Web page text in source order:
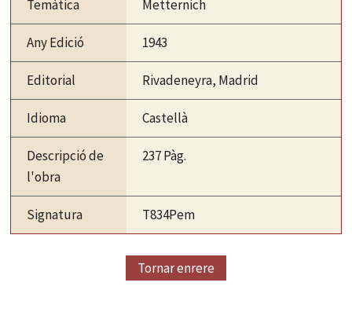
Temàtica Metternich
Any Edició 1943
Editorial Rivadeneyra, Madrid
Idioma Castellà
Descripció de
l'obra
237 Pàg.
Signatura T834Pem
Tornar enrere